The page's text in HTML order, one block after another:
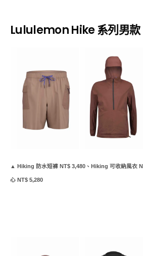
Lululemon Hike 系列男款
▲ Hiking 防水短褲 NT$ 3,480、Hiking 可收納風衣
心 NT$ 5,280